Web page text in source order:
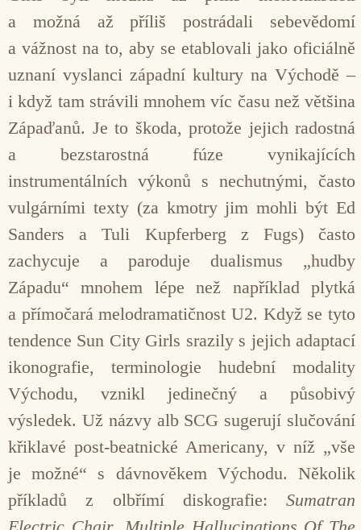
a možná až příliš postrádali sebevědomí
a vážnost na to, aby se etablovali jako oficiálně
uznaní vyslanci západní kultury na Východě –
i když tam strávili mnohem víc času než většina
Zápaďanů. Je to škoda, protože jejich radostná
a bezstarostná fúze vynikajících
instrumentálních výkonů s nechutnými, často
vulgárními texty (za kmotry jim mohli být Ed
Sanders a Tuli Kupferberg z Fugs) často
zachycuje a paroduje dualismus „hudby
Západu“ mnohem lépe než například plytká
a přímočará melodramatičnost U2. Když se tyto
tendence Sun City Girls srazily s jejich adaptací
ikonografie, terminologie hudební modality
Východu, vznikl jedinečný a působivý
výsledek. Už názvy alb SCG sugerují slučování
křiklavé post-beatnické Americany, v níž „vše
je možné“ s dávnověkem Východu. Několik
příkladů z olbřímí diskografie: Sumatran